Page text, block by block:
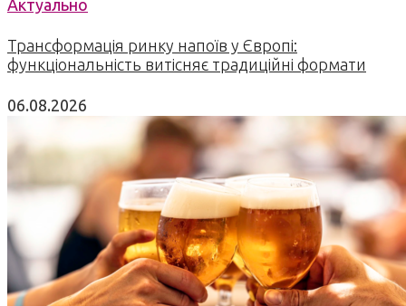
Актуально
Трансформація ринку напоїв у Європі:
функціональність витісняє традиційні формати
06.08.2026